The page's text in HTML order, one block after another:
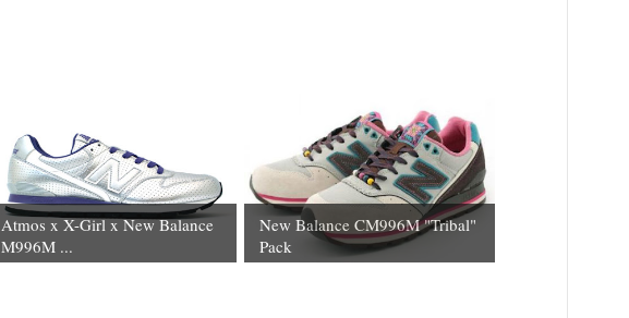
Atmos x X-Girl x New Balance
M996M ...
New Balance CM996M "Tribal"
Pack